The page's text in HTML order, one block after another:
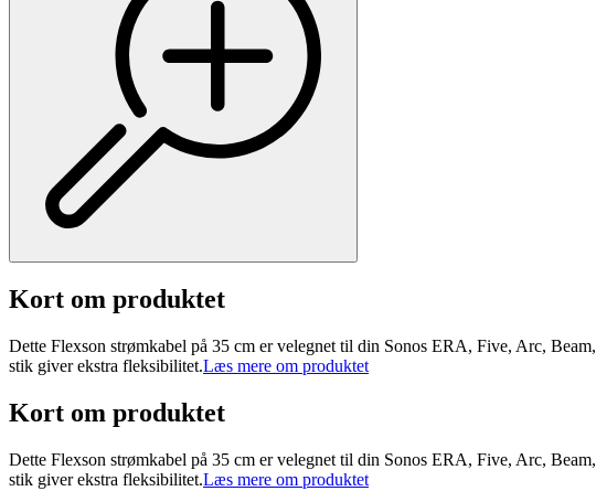
Kort om produktet
Dette Flexson strømkabel på 35 cm er velegnet til din Sonos ERA, Five, Arc,
stik giver ekstra fleksibilitet.Læs mere om produktet
Kort om produktet
Dette Flexson strømkabel på 35 cm er velegnet til din Sonos ERA, Five, Arc,
stik giver ekstra fleksibilitet.Læs mere om produktet